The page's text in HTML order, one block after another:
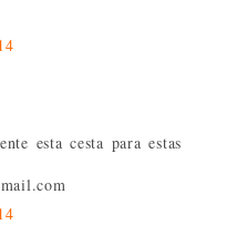
esta cesta para estas